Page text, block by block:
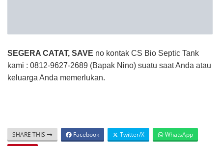
SEGERA CATAT, SAVE no kontak CS Bio Septic Tank
kami : 0812-9627-2689 (Bapak Nino) suatu saat Anda atau
keluarga Anda memerlukan.
SHARE THIS Facebook Twitter/X
WhatsApp